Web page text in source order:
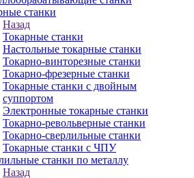
станки
Назад
Токарные станки
Настольные токарные станки
Токарно-винторезные станки
Токарно-фрезерные станки
Токарные станки с двойным
суппортом
Электронные токарные станки
Токарно-револьверные станки
Токарно-сверлильные станки
Токарные станки с ЧПУ
станки по металлу
Назад